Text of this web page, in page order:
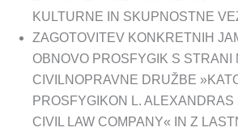
KULTURNE IN SKUPNOSTNE
ZAGOTOVITEV KONKRETNIH
OBNOVO PROSFYGIK S STRANI
CIVILNOPRAVNE DRUŽBE
PROSFYGIKON L.
CIVIL LAW COMPANY« IN Z